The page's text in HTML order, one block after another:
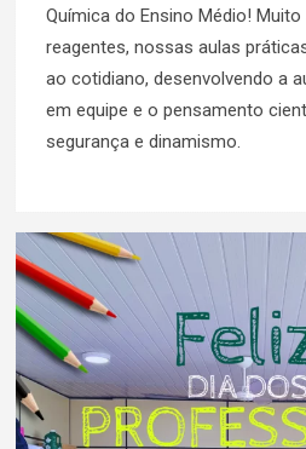
Química do Ensino Médio!
reagentes, nossas aulas
ao cotidiano, desenvolvendo a
em equipe e o pensamento
segurança e dinamismo.